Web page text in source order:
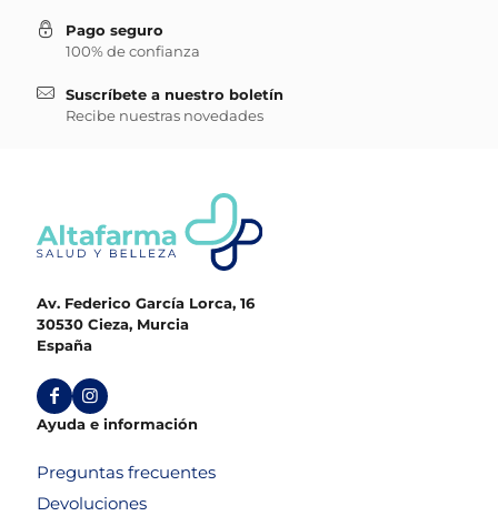
Pago seguro
100% de confianza
Suscríbete a nuestro boletín
Recibe nuestras novedades
Av. Federico García Lorca, 16
30530 Cieza, Murcia
España
Ayuda e información
Preguntas frecuentes
Devoluciones